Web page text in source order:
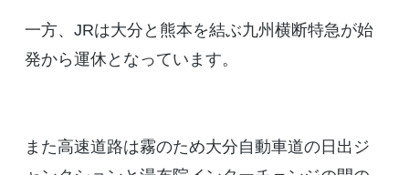
一方、JRは大分と熊本を結ぶ九州横断特急が始
発から運休となっています。
また高速道路は霧のため大分自動車道の日出ジ